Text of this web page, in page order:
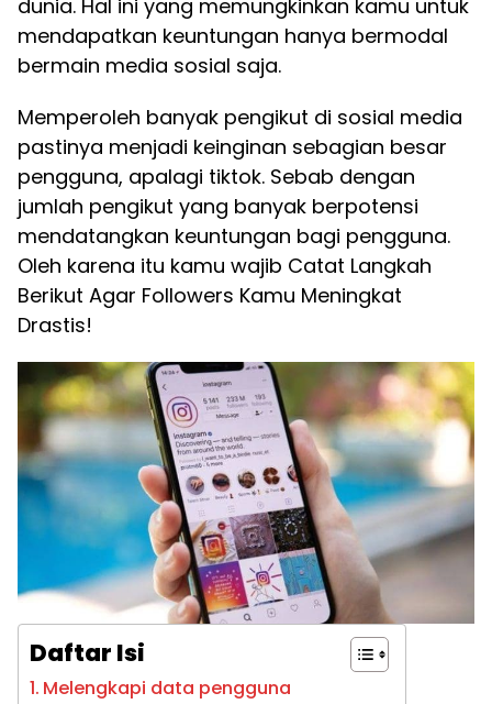
dunia. Hal ini yang memungkinkan kamu untuk
mendapatkan keuntungan hanya bermodal
bermain media sosial saja.
Memperoleh banyak pengikut di sosial media
pastinya menjadi keinginan sebagian besar
pengguna, apalagi tiktok. Sebab dengan
jumlah pengikut yang banyak berpotensi
mendatangkan keuntungan bagi pengguna.
Oleh karena itu kamu wajib Catat Langkah
Berikut Agar Followers Kamu Meningkat
Drastis!
Daftar Isi
Melengkapi data pengguna